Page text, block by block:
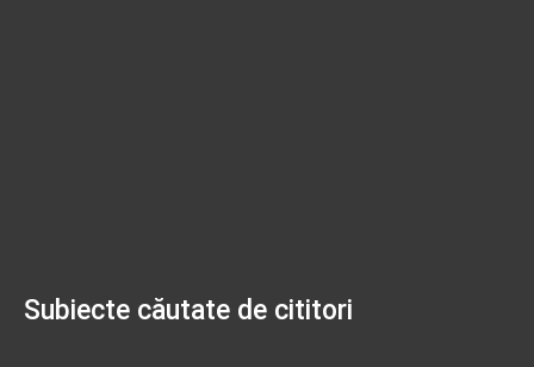
Subiecte căutate de cititori